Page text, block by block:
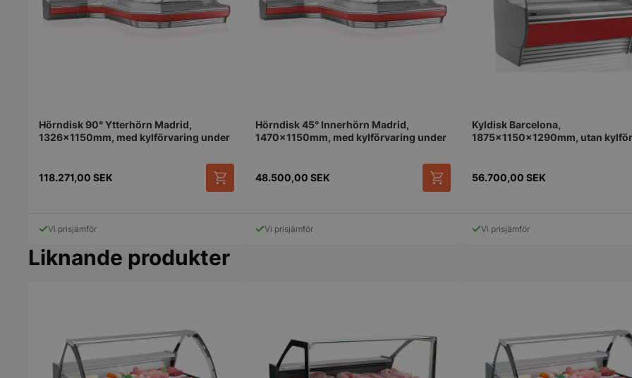
Hörndisk 90° Ytterhörn Madrid,
1326x1150mm, med kylförvaring under
118.271,00 SEK
Vi prisjämför
Hörndisk 45° Innerhörn Madrid,
1470x1150mm, med kylförvaring under
48.500,00 SEK
Vi prisjämför
Kyldisk Barcelona,
1875x1150x1290mm, utan
56.700,00 SEK
Vi prisjämför
Liknande produkter
4 veckor
sekretessval
med
uppgifter om
samtycke om
inställningar,
sekunder
tidsperiod,
förbättra
CookieScriptConsent
CookieScript
storkoksbutiken.se
Denna
Cookie-
nödvändigt
används kan
exempel är
inloggad
mellan sidorna.